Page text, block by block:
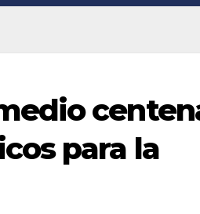
para la